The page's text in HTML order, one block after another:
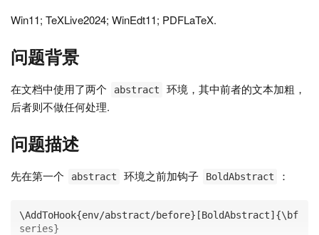
Win11; TeXLive2024; WinEdt11; PDFLaTeX.
问题背景
在文档中使用了两个 abstract
环境，其中前者的文本加粗，
后者则不做任何处理.
问题描述
先在第一个 abstract 环境之前加钩子 BoldAbstract ：
\AddToHook{env/abstract/before}[BoldAbstract]{\bf
series}